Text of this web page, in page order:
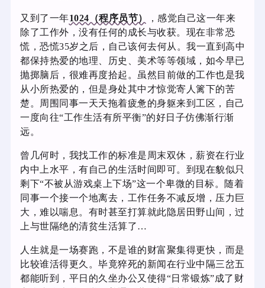
又到了一年1024（程序员节）
，感觉自己这一年来
除了工作外，没有任何的成长与收获。现在非常恐
慌，恐慌35岁之后，自己该何去何从。我一直到高中
都保持热爱的地理、历史、美术等等领域，如今早已
抛掷脑后，很难再度拾起。虽然目前做的工作也是我
从小所热爱的，但是身处其中才惊觉寄人篱下的苦
楚。周围同事一天天拖着疲惫的身躯来到工区，自己
一度向往“工作生活有所平衡”的好日子仿佛渐行渐
远。
曾几何时，我找工作的标准是周末双休，薪资在行业
内中上水平，有自己的生活时间即可。到现在貌似只
剩下“不被从游戏桌上下场”这一个卑微的目标。随着
同事一个接一个地离去，工作任务不减反增，压力巨
大，难以喘息。有时甚至打算就此隐居田野山间，过
上与世隔绝的清贫生活算了…
人生就是一场赛跑，不是谁的财富聚集得更快，而是
比较谁活得更久。毕竟猝死的新闻在行业中隔三岔五
都能听到，平日的久坐办公又使得“日常锻炼”成了财